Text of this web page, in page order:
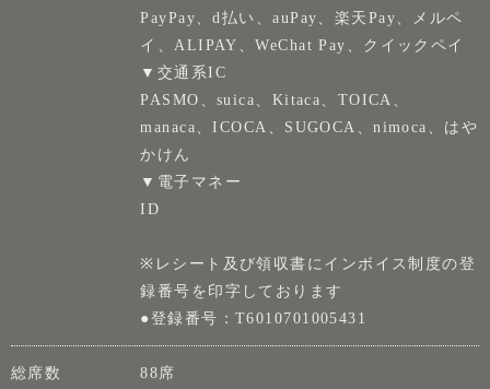
PayPay、d払い、auPay、楽天Pay、メルペ
イ、ALIPAY、WeChat Pay、クイックペイ
▼交通系IC
PASMO、suica、Kitaca、TOICA、
manaca、ICOCA、SUGOCA、nimoca、はや
かけん
▼電子マネー
ID
※レシート及び領収書にインボイス制度の登
録番号を印字しております
●登録番号：T6010701005431
総席数
88席